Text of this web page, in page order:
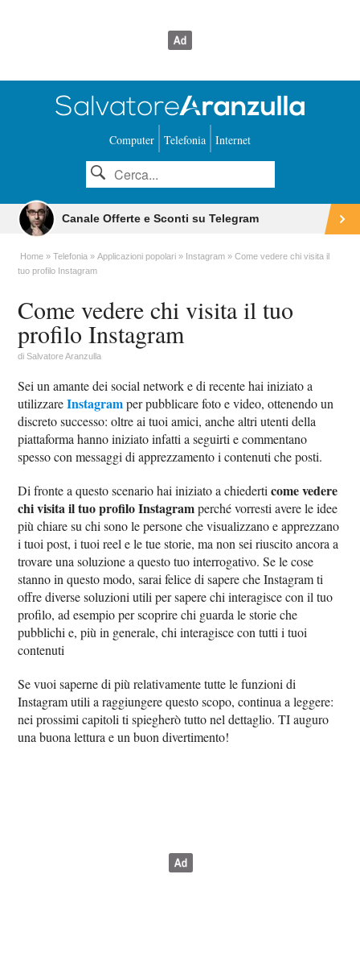
Computer Telefonia Internet
Canale Offerte e Sconti su Telegram
Home Telefonia Applicazioni popolari Instagram
Come vedere chi visita il
tuo profilo Instagram
Come vedere chi visita il tuo
profilo Instagram
diSalvatore Aranzulla
Sei un amante dei social network e di recente hai iniziato a
utilizzareInstagramper pubblicare foto e video, ottenendo un
discreto successo: oltre ai tuoi amici, anche altri utenti della
piattaforma hanno iniziato infatti a seguirti e commentano
spesso con messaggi di apprezzamento i contenuti che posti.
Di fronte a questo scenario hai iniziato a chiederticome vedere
chi visita il tuo profilo Instagramperché vorresti avere le idee
più chiare su chi sono le persone che visualizzano e apprezzano
i tuoi post, i tuoi reel e le tue storie, ma non sei riuscito ancora a
trovare una soluzione a questo tuo interrogativo. Se le cose
stanno in questo modo, sarai felice di sapere che Instagram ti
offre diverse soluzioni utili per sapere chi interagisce con il tuo
profilo, ad esempio per scoprire chi guarda le storie che
pubblichi e, più in generale, chi interagisce con tutti i tuoi
contenuti
Se vuoi saperne di più relativamente tutte le funzioni di
Instagram utili a raggiungere questo scopo, continua a leggere:
nei prossimi capitoli ti spiegherò tutto nel dettaglio. TI auguro
una buona lettura e un buon divertimento!